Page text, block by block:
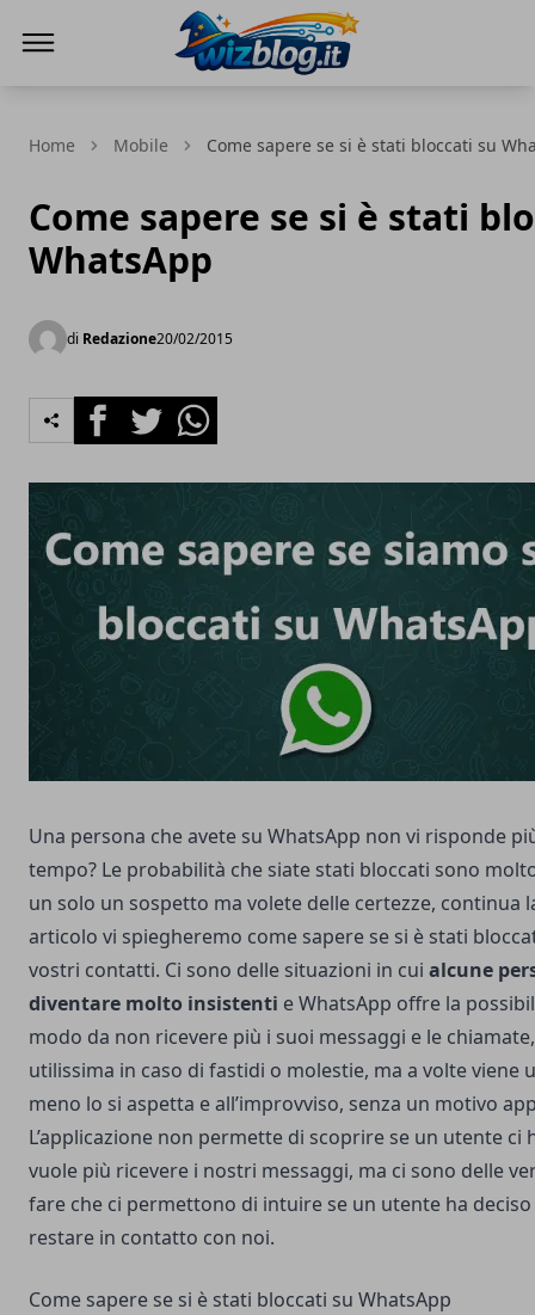
Home Mobile Come sapere se si è stati bloccati su
Come sapere se si è stati
WhatsApp
di Redazione20/02/2015
FacebookTwitterWhatsapp
Una persona che avete su WhatsApp non vi risponde
tempo? Le probabilità che siate stati bloccati sono
un solo un sospetto ma volete delle certezze, continua
articolo vi spiegheremo come sapere se si è stati
vostri contatti. Ci sono delle situazioni in cui alcune
diventare molto insistenti e WhatsApp offre la
modo da non ricevere più i suoi messaggi e le
utilissima in caso di fastidi o molestie, ma a volte viene
meno lo si aspetta e all’improvviso, senza un motivo
L’applicazione non permette di scoprire se un utente ci
vuole più ricevere i nostri messaggi, ma ci sono delle
fare che ci permettono di intuire se un utente ha
restare in contatto con noi.
Come sapere se si è stati bloccati su WhatsApp